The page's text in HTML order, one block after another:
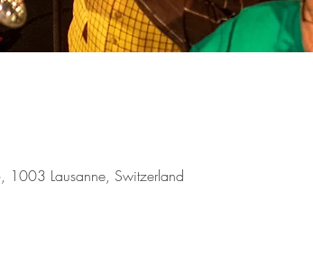
1003 Lausanne, Switzerland